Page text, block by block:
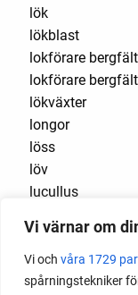
Vi värnar om
Vi och våra 1729
spårningstekniker
lök
lökblast
lokförare
lokförare
lökväxter
longor
löss
löv
lucullus
luktärt
luktärter
Luleå